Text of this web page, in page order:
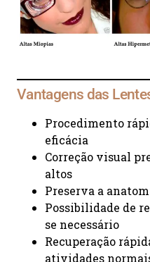
Vantagens das
Procedimento
eficácia
Correção visual
altos
Preserva a
Possibilidade de
se necessário
Recuperação
atividades